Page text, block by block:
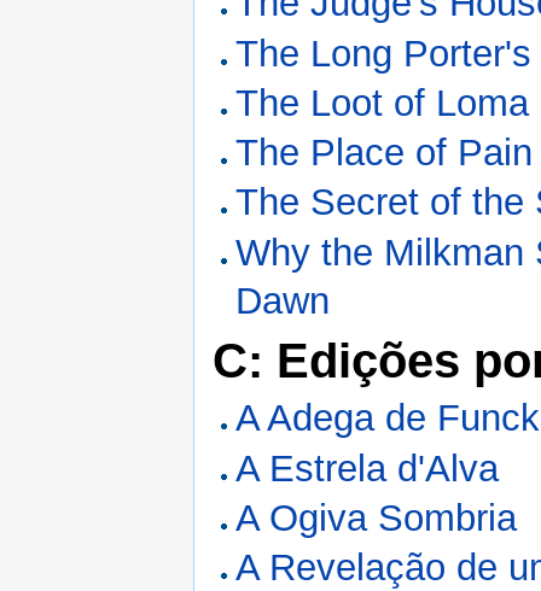
The Long Porter's
The Loot of Loma
The Place of Pain
The Secret of the
Why the Milkman
Dawn
C: Edições
A Adega de Funck
A Estrela d'Alva
A Ogiva Sombria
A Revelação de